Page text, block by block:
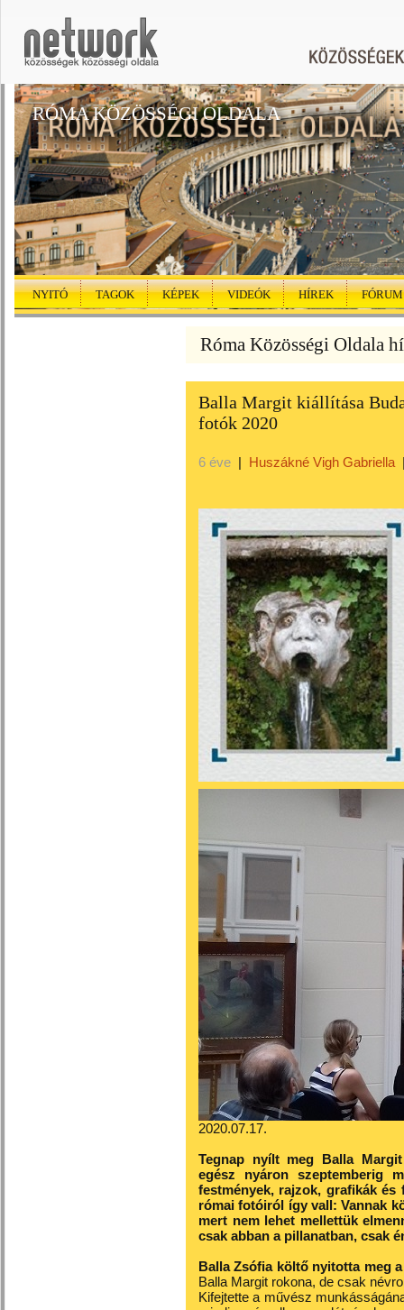
RÓMA KÖZÖSSÉGI OLDALA
NYITÓ TAGOK KÉPEK VIDEÓK HÍREK FÓRUM
Róma Közösségi Oldala
Balla Margit kiállítása
fotók 2020
6 éve | Huszákné Vigh Gabriella
2020.07.17.
Tegnap nyílt meg Balla
egész nyáron szeptemberig
festmények, rajzok, grafikák
római fotóiról így vall: Vannak
mert nem lehet mellettük
csak abban a pillanatban, csak
Balla Zsófia költő nyitotta meg
Balla Margit rokona, de csak
Kifejtette a művész